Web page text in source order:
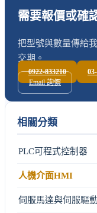
需要報價或確
把型號與數量傳給
交期。
0922-833210
Email 詢價
相關分類
PLC可程式控制器
人機介面HMI
伺服馬達與伺服驅